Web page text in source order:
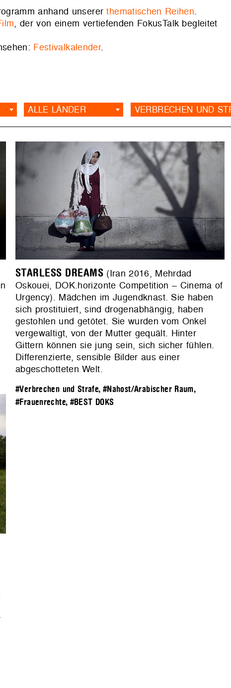
anhand unsererthematischen Reihen.
, der von einem vertiefenden FokusTalk begleitet
Festivalkalender.
ALLE LÄNDER VERBRECHEN UND
STARLESS DREAMS (Iran 2016, Mehrdad
Oskouei, DOK.horizonte Competition – Cinema of
Urgency). Mädchen im Jugendknast. Sie haben
sich prostituiert, sind drogenabhängig, haben
gestohlen und getötet. Sie wurden vom Onkel
vergewaltigt, von der Mutter gequält. Hinter
Gittern können sie jung sein, sich sicher fühlen.
Differenzierte, sensible Bilder aus einer
abgeschotteten Welt.
#Verbrechen und Strafe, #Nahost/Arabischer Raum,
#Frauenrechte, #BEST DOKS